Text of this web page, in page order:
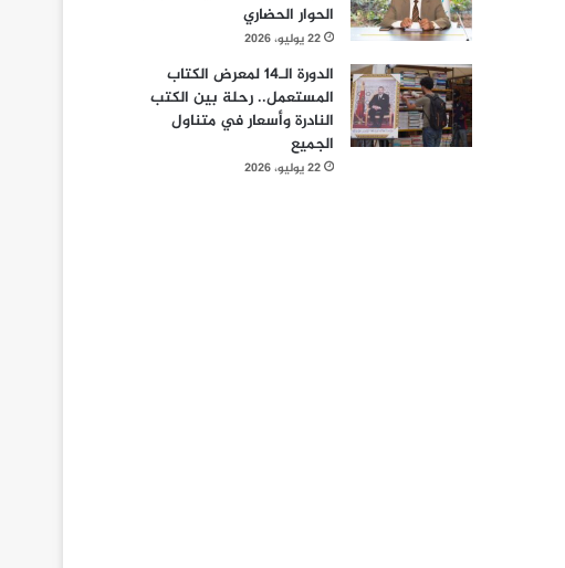
الحوار الحضاري
22 يوليو، 2026
الدورة الـ14 لمعرض الكتاب
المستعمل.. رحلة بين الكتب
النادرة وأسعار في متناول
الجميع
22 يوليو، 2026